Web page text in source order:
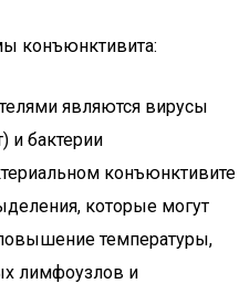
конъюнктивита:
являются вирусы
и бактерии
конъюнктивите
которые могут
температуры,
лимфоузлов и